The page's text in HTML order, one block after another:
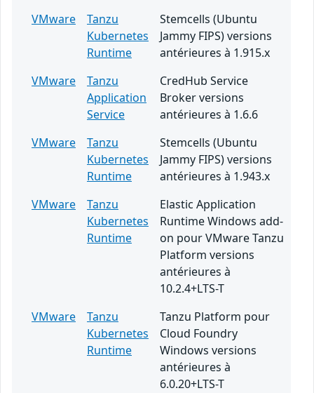
VMware
Tanzu
Kubernetes
Runtime
Stemcells (Ubuntu
Jammy FIPS) versions
antérieures à 1.915.x
VMware
Tanzu
Application
Service
CredHub Service
Broker versions
antérieures à 1.6.6
VMware
Tanzu
Kubernetes
Runtime
Stemcells (Ubuntu
Jammy FIPS) versions
antérieures à 1.943.x
VMware
Tanzu
Kubernetes
Runtime
Elastic Application
Runtime Windows add-
on pour VMware Tanzu
Platform versions
antérieures à
10.2.4+LTS-T
VMware
Tanzu
Kubernetes
Runtime
Tanzu Platform pour
Cloud Foundry
Windows versions
antérieures à
6.0.20+LTS-T